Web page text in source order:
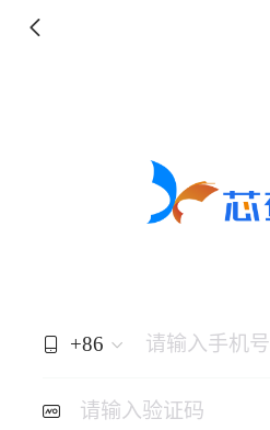
+86 请输入手机号
请输入验证码